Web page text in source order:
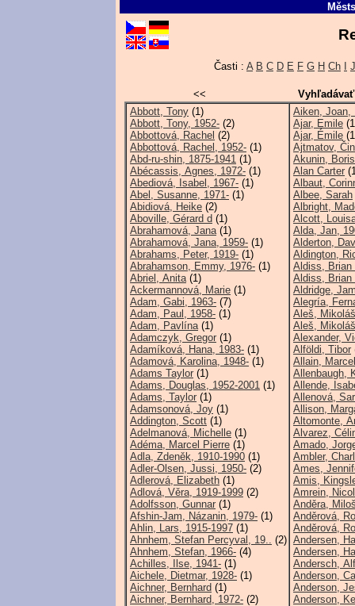
Časti : A B C D E F G H Ch J
<<
Abbott, Tony (1)
Abbott, Tony, 1952- (2)
Abbottová, Rachel (2)
Abbottová, Rachel, 1952- (1)
Abd-ru-shin, 1875-1941 (1)
Abécassis, Agnes, 1972- (1)
Abediová, Isabel, 1967- (1)
Abel, Susanne, 1971- (1)
Abidiová, Heike (2)
Aboville, Gérard d (1)
Abrahamová, Jana(1)
Abrahamová, Jana, 1959- (1)
Abrahams, Peter, 1919- (1)
Abrahamson, Emmy, 1976- (1)
Abriel, Anita(1)
Ackermannová, Marie (1)
Adam, Gabi, 1963- (7)
Adam, Paul, 1958- (1)
Adam, Pavlína(1)
Adamczyk, Gregor (1)
Adamíková, Hana, 1983- (1)
Adamová, Karolina, 1948- (1)
Adams Taylor (1)
Adams, Douglas, 1952-2001 (1)
Adams, Taylor (1)
Adamsonová, Joy (1)
Addington, Scott (1)
Adelmanová, Michelle (1)
Adéma, Marcel Pierre (1)
Adla, Zdeněk, 1910-1990 (1)
Adler-Olsen, Jussi, 1950- (2)
Adlerová, Elizabeth (1)
Adlová, Věra, 1919-1999 (2)
Adolfsson, Gunnar (1)
Afshin-Jam, Názanin, 1979- (1)
Ahlin, Lars, 1915-1997 (1)
Ahnhem, Stefan Percyval, 19.. (2)
Ahnhem, Stefan, 1966- (4)
Achilles, Ilse, 1941- (1)
Aichele, Dietmar, 1928- (1)
Aichner, Bernhard (1)
Aichner, Bernhard, 1972- (2)
Aiken, Joan,
Ajar, Emile
Ajar, Émile
Ajtmatov,
Akunin,
Alan Carter
Albaut,
Albee, Sarah
Albright,
Alcott,
Alda, Jan,
Alderton,
Aldington,
Aldiss, Brian
Aldiss, Brian
Aldridge,
Alegría,
Aleš, Mikoláš
Aleš,
Alexander,
Alföldi, Tibor
Allain,
Allenbaugh,
Allende,
Allenová,
Allison,
Altomonte,
Alvarez,
Amado,
Ambler,
Ames,
Amis,
Amrein,
Anděra,
Anděrová,
Anděrová,
Andersen,
Andersen,
Andersch,
Anderson,
Anderson,
Anderson,